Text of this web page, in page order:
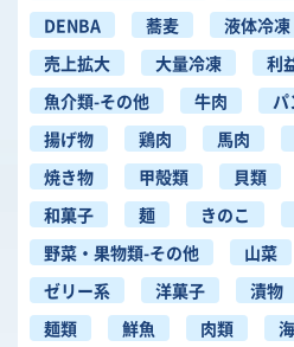
DENBA
蕎麦 液体冷凍
売上拡大
大量冷凍
利
魚介類-その他
牛肉 パ
揚げ物
鶏肉 馬肉
焼き物
甲殻類 貝類
和菓子
麺 きのこ
野菜・果物類-その他
山菜
ゼリー系
洋菓子 漬物
麺類
鮮魚 肉類